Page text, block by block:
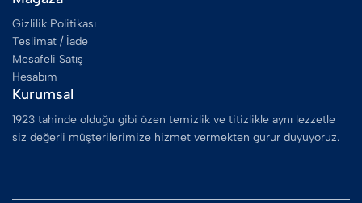
Gizlilik Politikası
Teslimat / İade
Mesafeli Satış
Hesabım
Kurumsal
1923 tahinde olduğu gibi özen temizlik ve titizlikle aynı lezzetle
siz değerli müşterilerimize hizmet vermekten gurur duyuyoruz.